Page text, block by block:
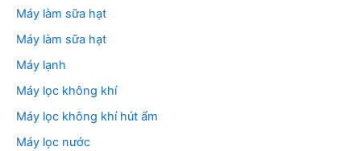
Máy làm sữa hạt
Máy làm sữa hạt
Máy lạnh
Máy lọc không khí
Máy lọc không khí hút ẩm
Máy lọc nước